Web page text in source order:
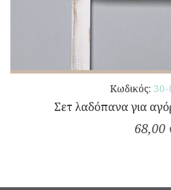
Κωδικός:
Σετ λαδόπανα για
68,00